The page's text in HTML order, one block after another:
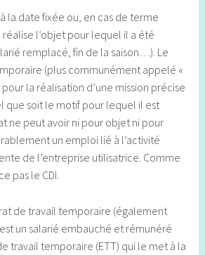
la date fixée ou, en cas de terme
l’objet pour lequel il a été
remplacé, fin de la saison…). Le
(plus communément appelé «
la réalisation d’une mission précise
que soit le motif pour lequel il est
ne peut avoir ni pour objet ni pour
un emploi lié à l’activité
de l’entreprise utilisatrice. Comme
pas le CDI.
de travail temporaire (également
un salarié embauché et rémunéré
travail temporaire (ETT) qui le met à la